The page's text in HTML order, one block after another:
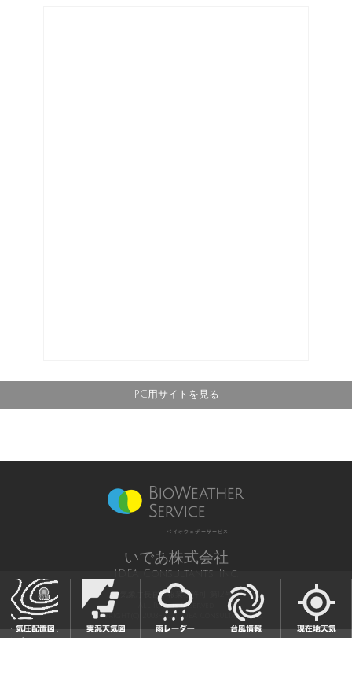
PC用サイトを見る
バイオウェザーサービス
いであ株式会社
IDEA Consultants, Inc.
気象庁長官予報業務許可 第12号
All Rights Reserved,
Copyright(c) 2003-2021 IDEA Consultants,Inc